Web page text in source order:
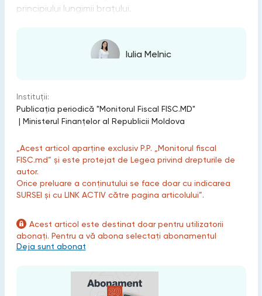
principiului lungimii brațului.
Iulia Melnic
Instituții:
Publicaţia periodică "Monitorul Fiscal FISC.MD"
| Ministerul Finanțelor al Republicii Moldova
„Acest articol aparține exclusiv P.P. „Monitorul fiscal
FISC.md” și este protejat de Legea privind drepturile de
autor.
Orice preluare a conținutului se face doar cu indicarea
SURSEI și cu LINK ACTIV către pagina articolului”.
Acest articol este destinat doar pentru utilizatorii
abonați. Pentru a vă abona selectați abonamentul
Deja sunt abonat